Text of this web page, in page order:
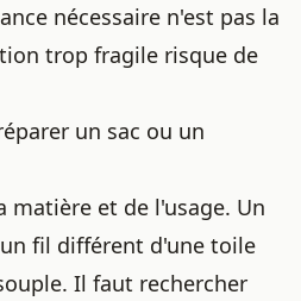
nécessaire n'est pas la
trop fragile risque de
un sac ou un
matière et de l'usage. Un
fil différent d'une toile
Il faut rechercher